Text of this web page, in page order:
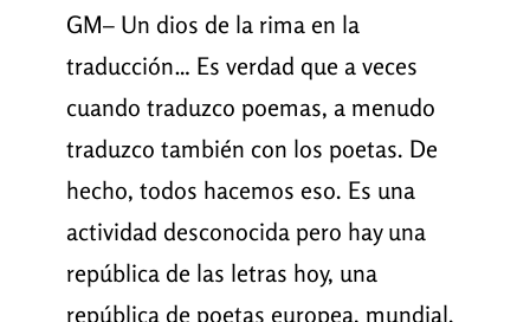
GM– Un dios de la rima en la
traducción… Es verdad que a veces
cuando traduzco poemas, a menudo
traduzco también con los poetas. De
hecho, todos hacemos eso. Es una
actividad desconocida pero hay una
república de las letras hoy, una
república de poetas europea, mundial.